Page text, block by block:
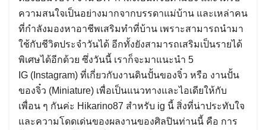
ความสนใจเป็นอย่างมากจากบรรดาแม่บ้าน และเหล่าคน
ที่กำลังมองหาอาชีพเสริมทำที่บ้าน เพราะสามารถนำมา
ใช้กับชีวิตประจำวันได้ อีกทั้งยังสามารถเสริมเป็นรายได้
พิเศษได้อีกด้วย ซึ่งวันนี้ เราก็จะมาแนะนำ 5
IG (Instagram) ที่เกี่ยวกับงานดินปั้นของจิ๋ว หรือ งานปั้น
ของจิ๋ว (Miniature) เพื่อเป็นแนวทางและไอเดียให้กับ
เพื่อน ๆ กันค่ะ Hikarino87 สำหรับ ig นี้ สิ่งที่น่าประทับใจ
และความโดดเด่นของผลงานของศิลปินท่านนี้ คือ การ